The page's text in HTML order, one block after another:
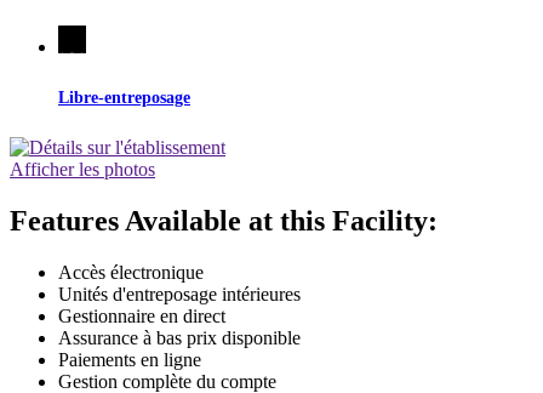
Libre-entreposage
Afficher les photos
Features Available at this Facility:
Accès électronique
Unités d'entreposage intérieures
Gestionnaire en direct
Assurance à bas prix disponible
Paiements en ligne
Gestion complète du compte